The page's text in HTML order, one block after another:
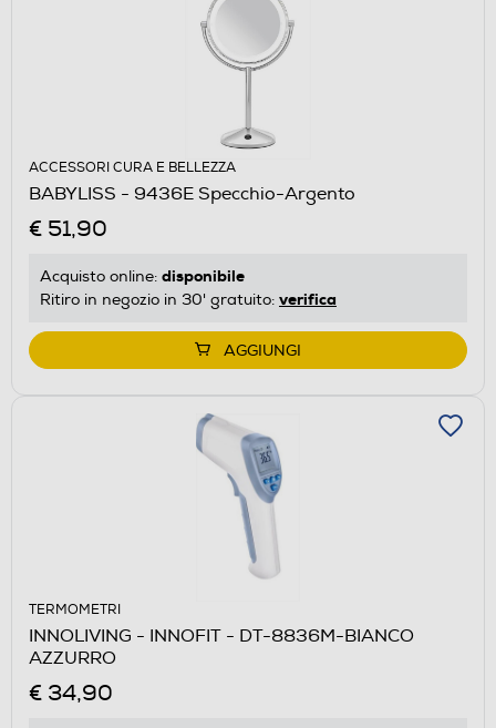
ACCESSORI CURA E BELLEZZA
BABYLISS - 9436E Specchio-Argento
€ 51,90
Acquisto online: disponibile
Ritiro in negozio in 30' gratuito: verifica
AGGIUNGI
TERMOMETRI
INNOLIVING - INNOFIT - DT-8836M-BIANCO
AZZURRO
€ 34,90